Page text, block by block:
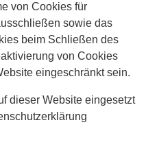
von Cookies für
sowie das
beim Schließen des
von Cookies
eingeschränkt sein.
dieser Website eingesetzt